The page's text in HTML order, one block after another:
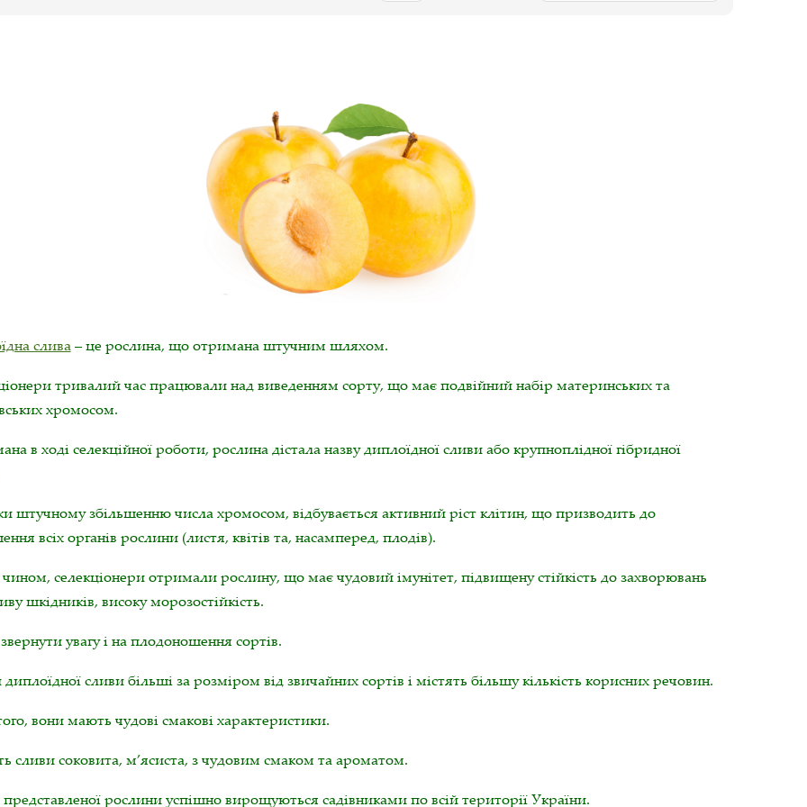
слива– це рослина, що отримана штучним шляхом.
тривалий час працювали над виведенням сорту, що має подвійний набір материнських та
хромосом.
в ході селекційної роботи, рослина дістала назву диплоїдної сливи або крупноплідної гібридної
штучному збільшенню числа хромосом, відбувається активний ріст клітин, що призводить до
всіх органів рослини (листя, квітів та, насамперед, плодів).
селекціонери отримали рослину, що має чудовий імунітет, підвищену стійкість до захворювань
шкідників, високу морозостійкість.
увагу і на плодоношення сортів.
сливи більші за розміром від звичайних сортів і містять більшу кількість корисних речовин.
вони мають чудові смакові характеристики.
сливи соковита, м’ясиста, з чудовим смаком та ароматом.
рослини успішно вирощуються садівниками по всій території України.